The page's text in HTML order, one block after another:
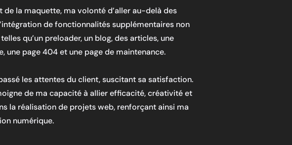
la maquette, ma volonté d’aller au-delà des
de fonctionnalités supplémentaires non
qu’un preloader, un blog, des articles, une
une page 404 et une page de maintenance.
les attentes du client, suscitant sa satisfaction.
de ma capacité à allier efficacité, créativité et
la réalisation de projets web, renforçant ainsi ma
numérique.